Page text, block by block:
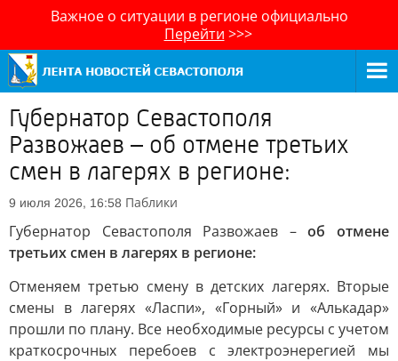
Важное о ситуации в регионе официально
Перейти >>>
Губернатор Севастополя
Развожаев – об отмене третьих
смен в лагерях в регионе:
9 июля 2026, 16:58 Паблики
Губернатор Севастополя Развожаев –об отмене
третьих смен в лагерях в регионе:
Отменяем третью смену в детских лагерях. Вторые
смены в лагерях «Ласпи», «Горный» и «Алькадар»
прошли по плану. Все необходимые ресурсы с учетом
краткосрочных перебоев с электроэнерегией мы